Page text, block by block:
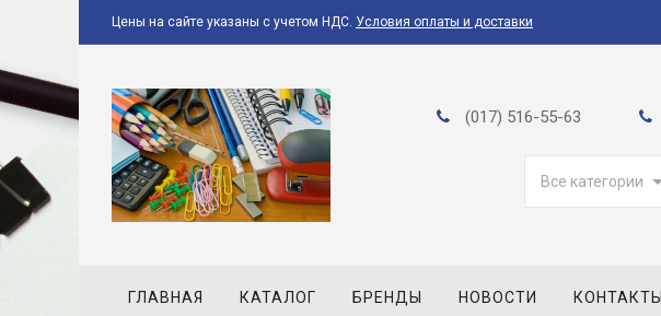
Цены на сайте указаны с учетом НДС. Условия оплаты и доставки
(017) 516-55-63
Все категории
ГЛАВНАЯ КАТАЛОГ БРЕНДЫ НОВОСТИ КОНТАКТЫ